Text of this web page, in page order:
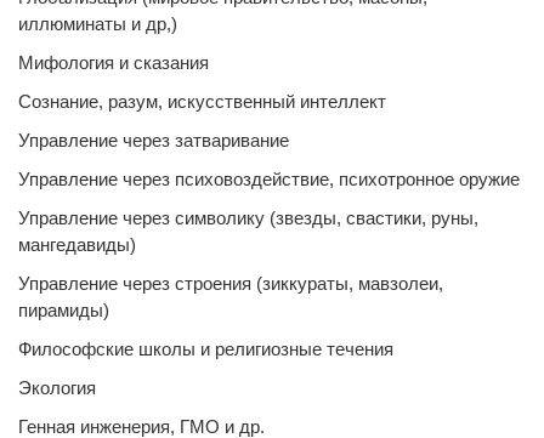
иллюминаты и др,)
Мифология и сказания
Сознание, разум, искусственный интеллект
Управление через затваривание
Управление через психовоздействие, психотронное оружие
Управление через символику (звезды, свастики, руны,
мангедавиды)
Управление через строения (зиккураты, мавзолеи,
пирамиды)
Философские школы и религиозные течения
Экология
Генная инженерия, ГМО и др.